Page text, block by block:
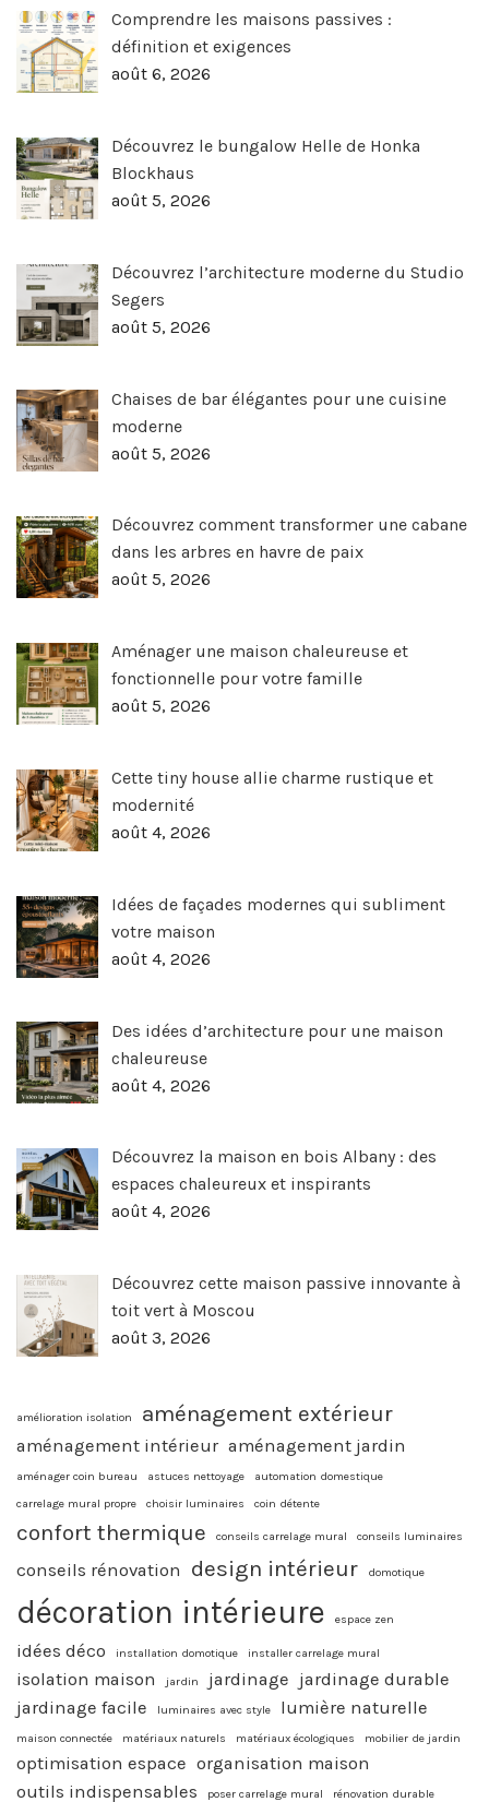
Comprendre les maisons passives :
définition et exigences
août 6, 2026
Découvrez le bungalow Helle de Honka
Blockhaus
août 5, 2026
Découvrez l’architecture moderne du Studio
Segers
août 5, 2026
Chaises de bar élégantes pour une cuisine
moderne
août 5, 2026
Découvrez comment transformer une cabane
dans les arbres en havre de paix
août 5, 2026
Aménager une maison chaleureuse et
fonctionnelle pour votre famille
août 5, 2026
Cette tiny house allie charme rustique et
modernité
août 4, 2026
Idées de façades modernes qui subliment
votre maison
août 4, 2026
Des idées d’architecture pour une maison
chaleureuse
août 4, 2026
Découvrez la maison en bois Albany : des
espaces chaleureux et inspirants
août 4, 2026
Découvrez cette maison passive innovante à
toit vert à Moscou
août 3, 2026
amélioration isolation aménagement extérieur
aménagement intérieur aménagement jardin
aménager coin bureau astuces nettoyage
automation domestique
carrelage mural propre
choisir luminaires coin détente
confort thermique conseils carrelage mural conseils luminaires
conseils rénovation design intérieur domotique
décoration intérieure espace zen
idées déco installation domotique installer carrelage mural
isolation maison jardin jardinage jardinage durable
jardinage facile
luminaires avec style lumière naturelle
maison connectée matériaux naturels matériaux écologiques mobilier de jardin
optimisation espace organisation maison
outils indispensables
poser carrelage mural
rénovation durable